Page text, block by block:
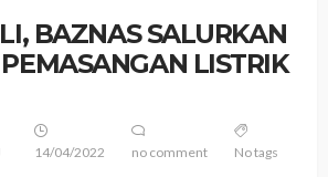
BAZNAS SALURKAN
LISTRIK
14/04/2022 no comment No tags